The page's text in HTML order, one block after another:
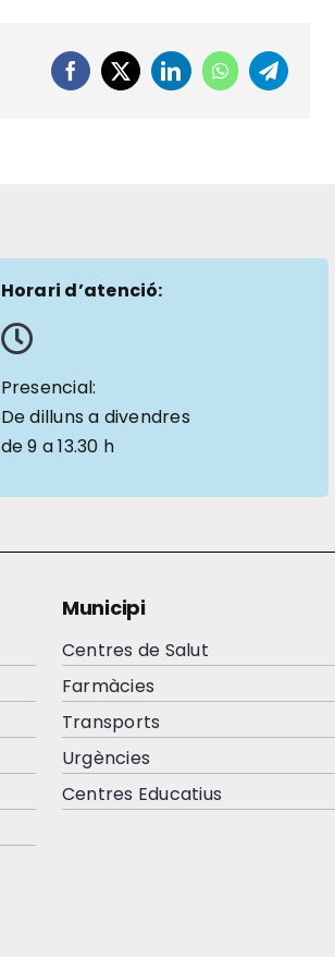
Facebook
X LinkedInWhatsAppTelegram
Horari d’atenció:
Presencial:
De dilluns a divendres
de 9 a 13.30 h
Municipi
Centres de Salut
Farmàcies
Transports
Urgències
Centres Educatius